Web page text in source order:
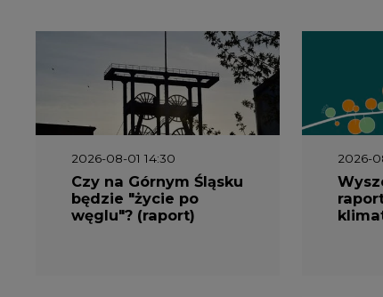
2026-08-01 14:30
Czy na Górnym Śląsku
będzie "życie po
węglu"? (raport)
2026-